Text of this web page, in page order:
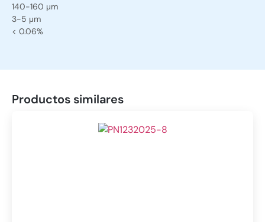
140-160 μm
3-5 μm
< 0.06%
Productos similares